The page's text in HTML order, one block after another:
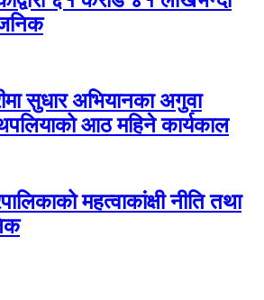
सुधार अभियानका अगुवा
आठ महिने कार्यकाल
महत्वाकांक्षी नीति तथा